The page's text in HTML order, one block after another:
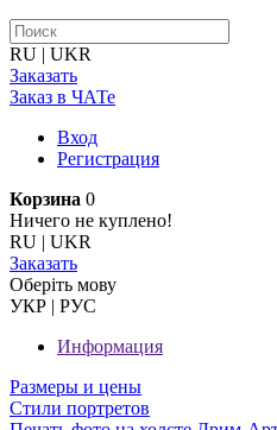
RU | UKR
Заказать
Заказ в ЧАТе
Вход
Регистрация
Корзина 0
Ничего не куплено!
RU | UKR
Заказать
Оберiть мову
УКР | РУС
Информация
Размеры и цены
Стили портретов